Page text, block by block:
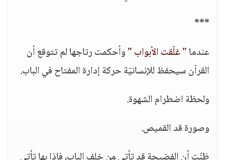
***
عندما" غلّقت الأبواب "وأحكمت رتاجها لم تتوقع أن
القرآن سيحفظ للإنسانيّة حركة إدارة المفتاح في الباب.
ولحظة اضطرام الشهوة.
وصورة قد القميص.